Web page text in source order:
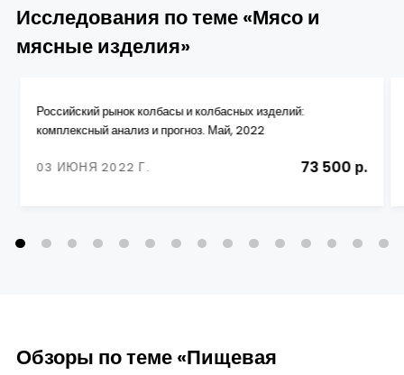
Исследования по теме «Мясо и
мясные изделия»
Российский рынок колбасы и колбасных изделий:
комплексный анализ и прогноз. Май, 2022
03 ИЮНЯ 2022 Г. 73 500 р.
Обзоры по теме «Пищевая